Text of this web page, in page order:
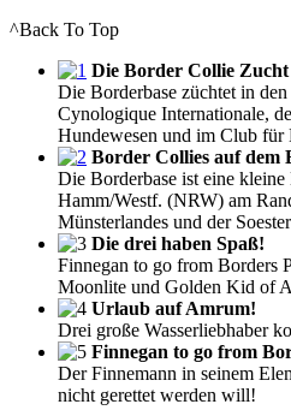
^Back To Top
Die Border Collie
Die Borderbase züchtet in
Cynologique Internationale,
Hundewesen und im Club für
Border Collies auf dem
Die Borderbase ist eine
Hamm/Westf. (NRW) am
Münsterlandes und der
Die drei haben Spaß!
Finnegan to go from Borders
Moonlite und Golden Kid of
Urlaub auf Amrum!
Drei große Wasserliebhaber
Finnegan to go from
Der Finnemann in seinem
nicht gerettet werden will!